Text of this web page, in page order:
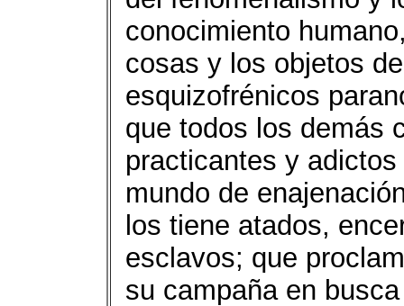
conocimiento
cosas y los objetos
esquizofrénicos
que todos los demás
practicantes y
mundo de
los tiene atados,
esclavos; que
su campaña en